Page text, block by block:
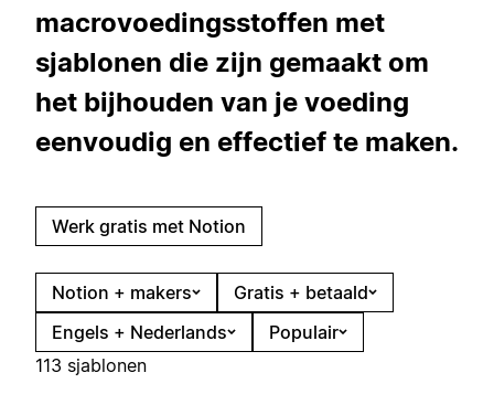
macrovoedingsstoffen met
sjablonen die zijn gemaakt om
het bijhouden van je voeding
eenvoudig en effectief te maken.
Werk gratis met Notion
Notion + makers
Gratis + betaald
Engels + Nederlands
Populair
113 sjablonen